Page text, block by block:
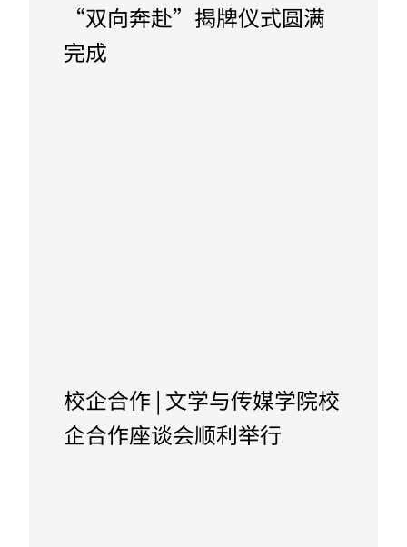
“双向奔赴”揭牌仪式圆满
完成
校企合作 | 文学与传媒学院校
企合作座谈会顺利举行